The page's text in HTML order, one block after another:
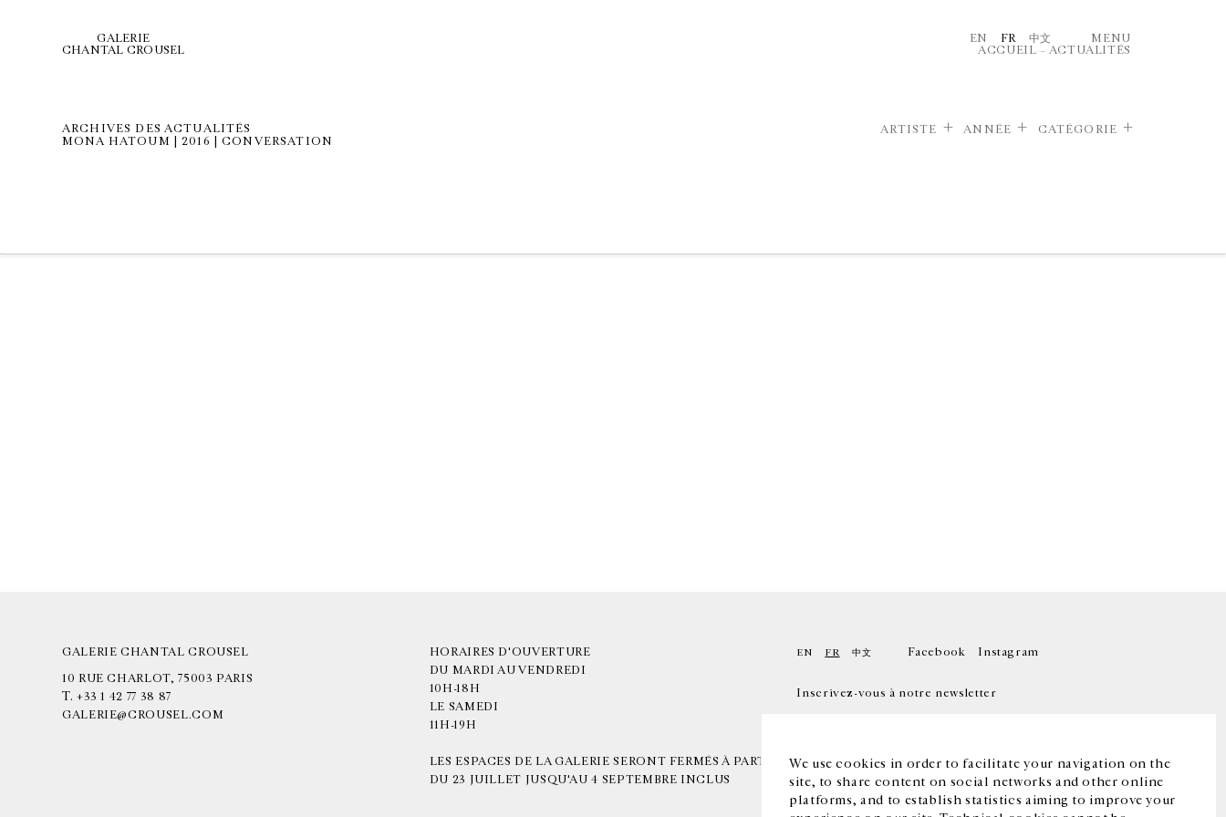
We use cookies in order to facilitate your navigation on the
site, to share content on social networks and other online
platforms, and to establish statistics aiming to improve your
GALERIE
CHANTAL CROUSEL
EN FR 中文
MENU
ACCUEIL – ACTUALITÉS
ARCHIVES DES ACTUALITÉS
MONA HATOUM | 2016 | CONVERSATION
ARTISTE ANNÉE CATÉGORIE
GALERIE CHANTAL CROUSEL
10 RUE CHARLOT, 75003 PARIS
T. +33 1 42 77 38 87
GALERIE@CROUSEL.COM
HORAIRES D'OUVERTURE
DU MARDI AU VENDREDI
10H-18H
LE SAMEDI
11H-19H
LES ESPACES DE LA GALERIE SERONT FERMÉS À PARTIR
DU 23 JUILLET JUSQU'AU 4 SEPTEMBRE INCLUS
EN FR 中文 Facebook Instagram
Inscrivez-vous à notre newsletter